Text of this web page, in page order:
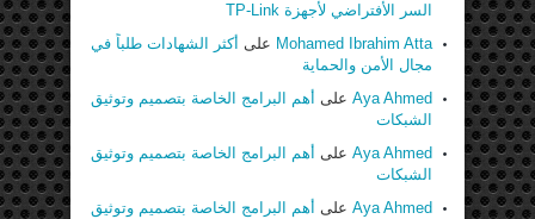
السر الأفتراضي لأجهزة TP-Link
Mohamed Ibrahim Atta على أكثر الشهادات طلباً في
مجال الأمن والحماية
Aya Ahmed على أهم البرامج الخاصة بتصميم وتوثيق
الشبكات
Aya Ahmed على أهم البرامج الخاصة بتصميم وتوثيق
الشبكات
Aya Ahmed على أهم البرامج الخاصة بتصميم وتوثيق